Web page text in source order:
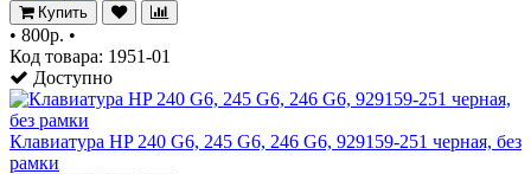
Купить
• 800р. •
Код товара: 1951-01
Доступно
Клавиатура HP 240 G6, 245 G6, 246 G6, 929159-251 черная, без
рамки